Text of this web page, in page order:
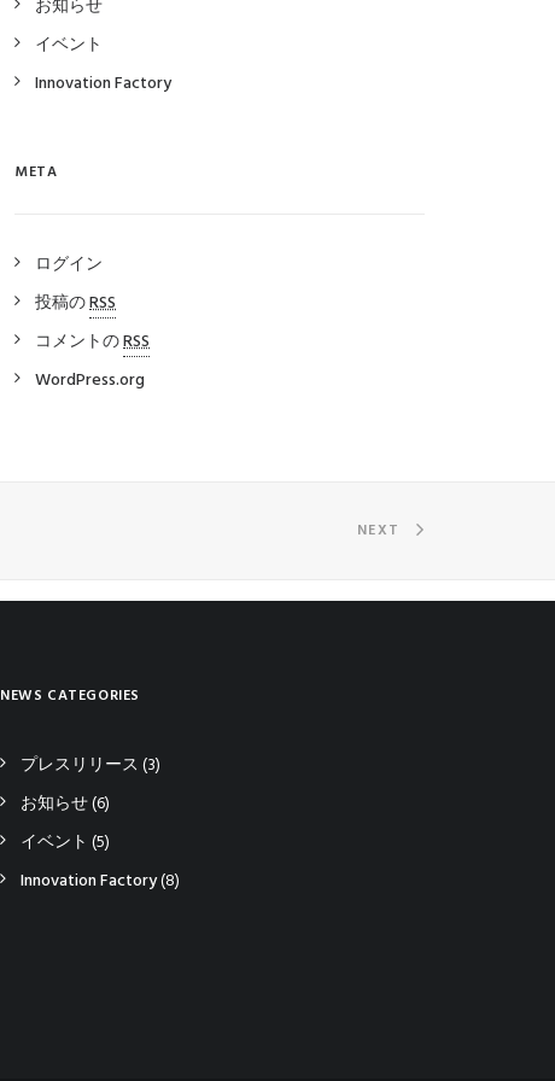
お知らせ
イベント
Innovation Factory
META
ログイン
投稿のRSS
コメントのRSS
WordPress.org
NEXT
NEWS CATEGORIES
プレスリリース (3)
お知らせ(6)
イベント (5)
Innovation Factory(8)